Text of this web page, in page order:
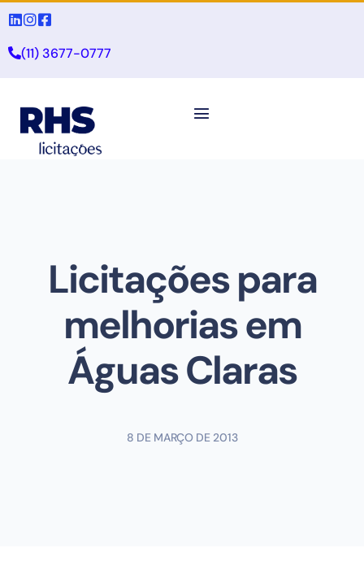
(11) 3677-0777
Licitações para
melhorias em
Águas Claras
8 DE MARÇO DE 2013